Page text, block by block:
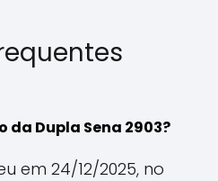
da Dupla Sena 2903?
em 24/12/2025, no